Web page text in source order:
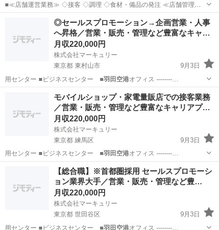
■≪店舗運営業務≫ ◇接客 ◇調理 ◇食材・備品の発注 ≪店舗管理業
務≫ ◇アルバイトスタッフの採用・育成 ◇スタッフのシフト管理 ◇
在庫・売上の管理 ラー麺 ずんどう屋の店長候補として 店舗の運営・
管理をお願いします。 ...
◎セールスプロモーション→企画営業・人事
へ昇格／営業・販売・管理など豊富なキャ…
月収220,000円
株式会社マーキュリー
東京都 東村山市
9月3日
用センター ■ビジネスセンター ■羽田空港 オフィス --------…
その他 社員
モバイルショップ・家電量販店での接客業務
／営業・販売・管理など豊富なキャリアプ…
月収220,000円
株式会社マーキュリー
東京都 練馬区
9月3日
用センター ■ビジネスセンター ■羽田空港 オフィス --------…
その他 業務
【総合職】※首都圏採用 セールスプロモーシ
ョン業界大手／営業・販売・管理など豊…
月収220,000円
株式会社マーキュリー
東京都 世田谷区
9月3日
用センター ■ビジネスセンター ■羽田空港 オフィス --------…